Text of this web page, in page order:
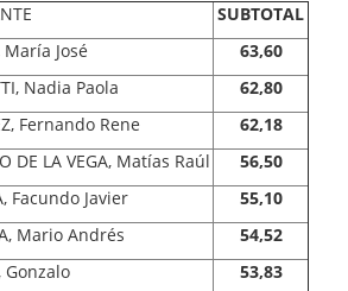
SUBTOTAL
María José
63,60
Nadia Paola
62,80
Fernando Rene
62,18
DE LA VEGA, Matías Raúl
56,50
Facundo Javier
55,10
Mario Andrés
54,52
Gonzalo
53,83